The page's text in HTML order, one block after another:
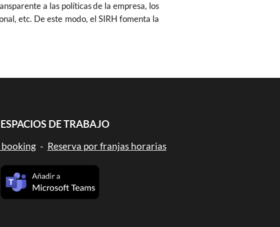
a las políticas de la empresa, los
etc. De este modo, el SIRH fomenta la
DE TRABAJO
booking- Reserva por franjas horarias